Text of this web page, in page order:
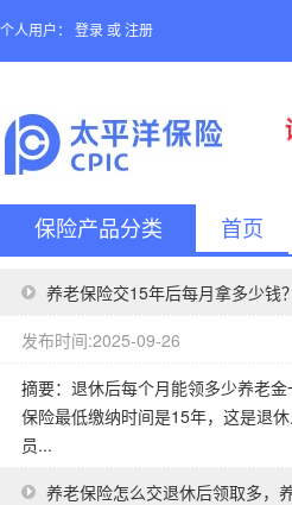
个人用户： 登录 或 注册
保险产品分类 首页
养老保险交15年后每月拿多少钱
发布时间:2025-09-26
摘要：退休后每个月能领多少养老
保险最低缴纳时间是15年，这是退
员...
养老保险怎么交退休后领取多，